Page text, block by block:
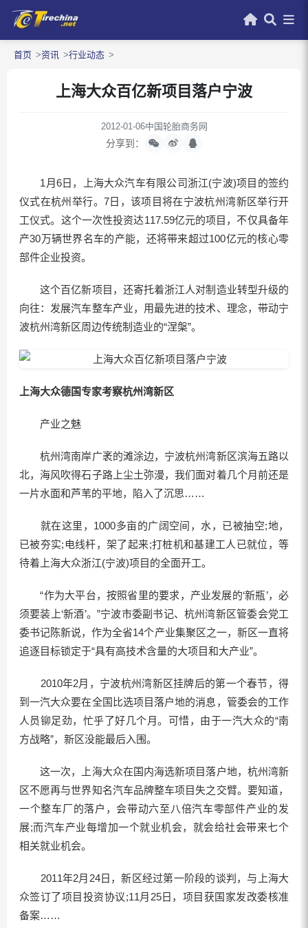
首页 资讯 行业动态
上海大众百亿新项目落户宁波
2012-01-06中国轮胎商务网
分享到：
1月6日，上海大众汽车有限公司浙江(宁波)项目的签约
仪式在杭州举行。7日，该项目将在宁波杭州湾新区举行开
工仪式。这个一次性投资达117.59亿元的项目，不仅具备年
产30万辆世界名车的产能，还将带来超过100亿元的核心零
部件企业投资。
这个百亿新项目，还寄托着浙江人对制造业转型升级的
向往：发展汽车整车产业，用最先进的技术、理念，带动宁
波杭州湾新区周边传统制造业的“涅槃”。
上海大众德国专家考察杭州湾新区
产业之魅
杭州湾南岸广袤的滩涂边，宁波杭州湾新区滨海五路以
北，海风吹得石子路上尘土弥漫，我们面对着几个月前还是
一片水面和芦苇的平地，陷入了沉思……
就在这里，1000多亩的广阔空间，水，已被抽空;地，
已被夯实;电线杆，架了起来;打桩机和基建工人已就位，等
待着上海大众浙江(宁波)项目的全面开工。
“作为大平台，按照省里的要求，产业发展的‘新瓶’，必
须要装上‘新酒’。”宁波市委副书记、杭州湾新区管委会党工
委书记陈新说，作为全省14个产业集聚区之一，新区一直将
追逐目标锁定于“具有高技术含量的大项目和大产业”。
2010年2月，宁波杭州湾新区挂牌后的第一个春节，得
到一汽大众要在全国比选项目落户地的消息，管委会的工作
人员铆足劲，忙乎了好几个月。可惜，由于一汽大众的“南
方战略”，新区没能最后入围。
这一次，上海大众在国内海选新项目落户地，杭州湾新
区不愿再与世界知名汽车品牌整车项目失之交臂。要知道，
一个整车厂的落户，会带动六至八倍汽车零部件产业的发
展;而汽车产业每增加一个就业机会，就会给社会带来七个
相关就业机会。
2011年2月24日，新区经过第一阶段的谈判，与上海大
众签订了项目投资协议;11月25日，项目获国家发改委核准
备案……